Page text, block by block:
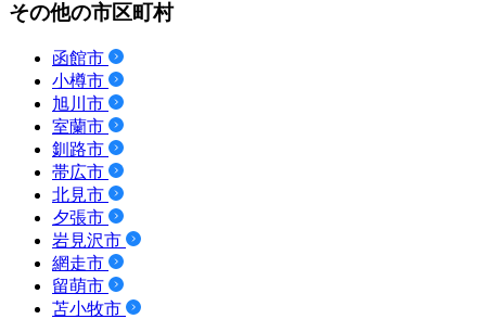
その他の市区町村
函館市
小樽市
旭川市
室蘭市
釧路市
帯広市
北見市
夕張市
岩見沢市
網走市
留萌市
苫小牧市